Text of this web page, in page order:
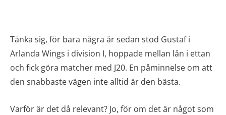
Tänka sig, för bara några år sedan stod Gustaf i
Arlanda Wings i division I, hoppade mellan lån i ettan
och fick göra matcher med J20. En påminnelse om att
den snabbaste vägen inte alltid är den bästa.
Varför är det då relevant? Jo, för om det är något som